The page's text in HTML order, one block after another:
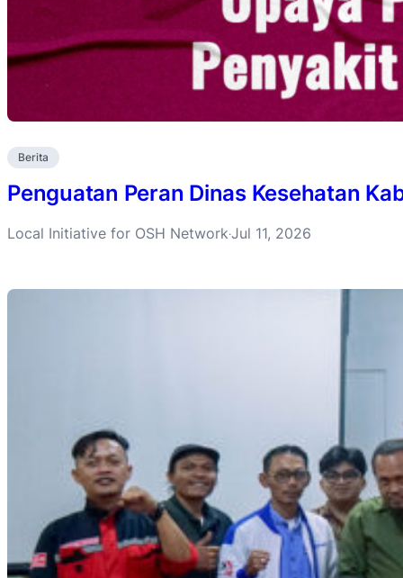
Berita
Penguatan Peran Dinas Kesehatan
Local Initiative for OSH Network·Jul 11, 2026